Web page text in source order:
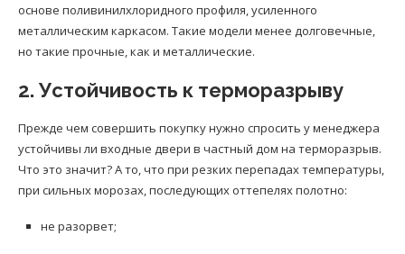
основе поливинилхлоридного профиля, усиленного
металлическим каркасом. Такие модели менее долговечные,
но такие прочные, как и металлические.
2. Устойчивость к терморазрыву
Прежде чем совершить покупку нужно спросить у менеджера
устойчивы ли входные двери в частный дом на терморазрыв.
Что это значит? А то, что при резких перепадах температуры,
при сильных морозах, последующих оттепелях полотно:
не разорвет;